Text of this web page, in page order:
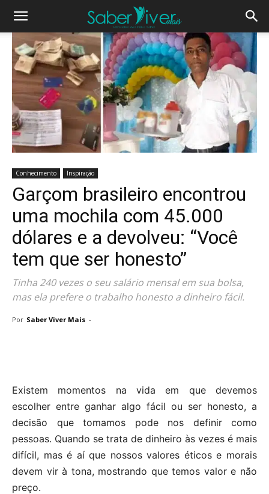
Conhecimento Inspiração
Garçom brasileiro encontrou
uma mochila com 45.000
dólares e a devolveu: “Você
tem que ser honesto”
Tinha 240 vezes o seu salário mensal em sua bolsa,
mas ela prefere o trabalho honesto a dinheiro fácil.
Por Saber Viver Mais -
Existem momentos na vida em que devemos
escolher entre ganhar algo fácil ou ser honesto, a
decisão que tomamos pode nos definir como
pessoas. Quando se trata de dinheiro às vezes é mais
difícil, mas é aí que nossos valores éticos e morais
devem vir à tona, mostrando que temos valor e não
preço.